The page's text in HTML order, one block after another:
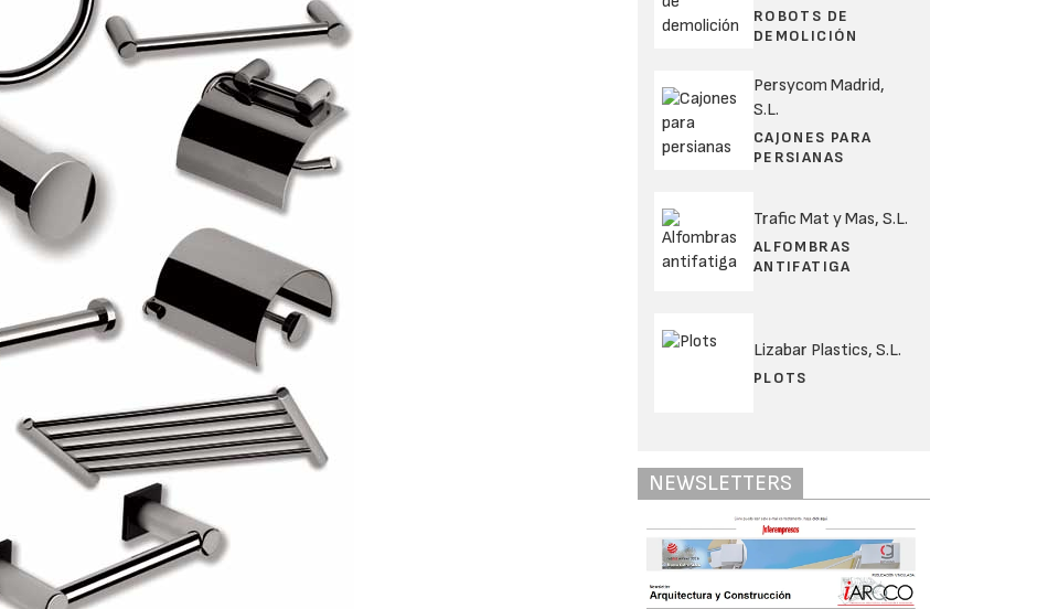
ROBOTS DE
DEMOLICIÓN
Persycom Madrid,
S.L.
CAJONES PARA
PERSIANAS
Trafic Mat y Mas, S.L.
ALFOMBRAS
ANTIFATIGA
Lizabar Plastics, S.L.
PLOTS
NEWSLETTERS